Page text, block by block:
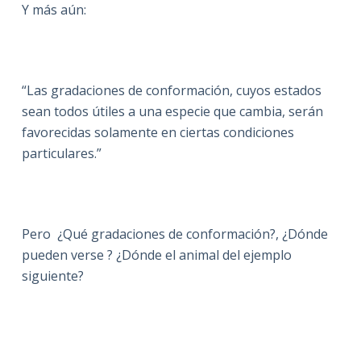
Y más aún:
“Las gradaciones de conformación, cuyos estados
sean todos útiles a una especie que cambia, serán
favorecidas solamente en ciertas condiciones
particulares.”
Pero ¿Qué gradaciones de conformación?, ¿Dónde
pueden verse ? ¿Dónde el animal del ejemplo
siguiente?